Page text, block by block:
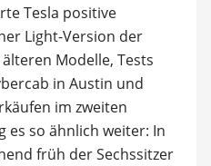
Tesla positive
Light-Version der
Modelle, Tests
in Austin und
im zweiten
es so ähnlich weiter: In
früh der Sechssitzer